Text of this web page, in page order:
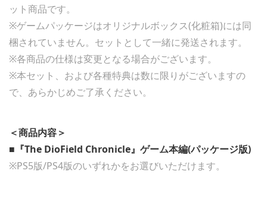
ット商品です。
※ゲームパッケージはオリジナルボックス(化粧箱)には同
梱されていません。セットとして一緒に発送されます。
※各商品の仕様は変更となる場合がございます。
※本セット、および各種特典は数に限りがございますの
で、あらかじめご了承ください。
＜商品内容＞
■『The DioField Chronicle』ゲーム本編(パッケージ版)
※PS5版/PS4版のいずれかをお選びいただけます。